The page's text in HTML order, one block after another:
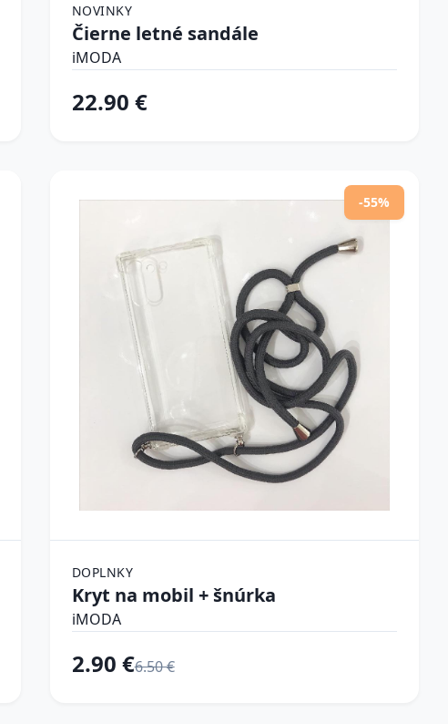
NOVINKY
Čierne letné sandále
iMODA
22.90 €
-55%
DOPLNKY
Kryt na mobil + šnúrka
iMODA
2.90 €6.50 €